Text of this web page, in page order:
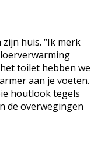
huis. “Ik merk
toilet hebben we
aan je voeten.
houtlook tegels
de overwegingen